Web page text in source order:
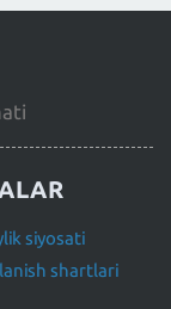
siyosati
shartlari